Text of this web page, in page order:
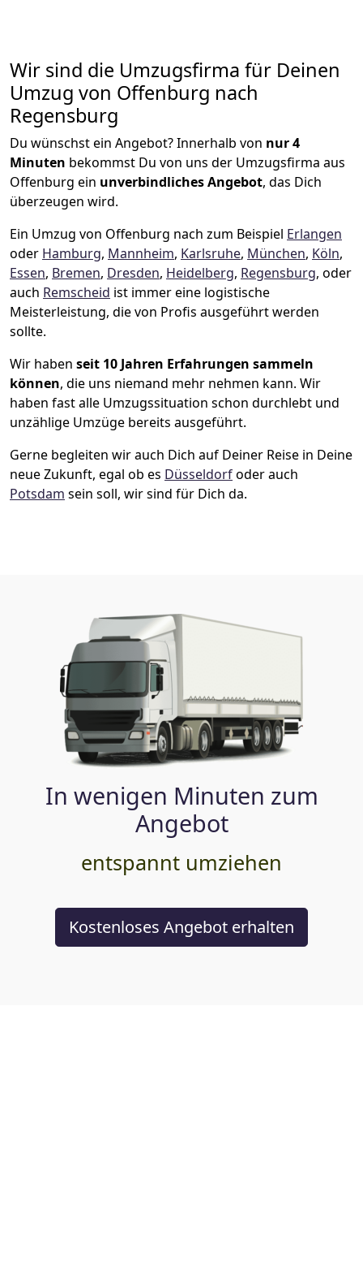
Wir sind die Umzugsfirma für Deinen
Umzug von Offenburg nach
Regensburg
Du wünschst ein Angebot? Innerhalb von nur 4
Minuten bekommst Du von uns der Umzugsfirma aus
Offenburg ein unverbindliches Angebot, das Dich
überzeugen wird.
Ein Umzug von Offenburg nach zum Beispiel Erlangen
oder Hamburg, Mannheim, Karlsruhe, München, Köln,
Essen, Bremen, Dresden, Heidelberg, Regensburg, oder
auch Remscheid ist immer eine logistische
Meisterleistung, die von Profis ausgeführt werden
sollte.
Wir haben seit 10 Jahren Erfahrungen sammeln
können, die uns niemand mehr nehmen kann. Wir
haben fast alle Umzugssituation schon durchlebt und
unzählige Umzüge bereits ausgeführt.
Gerne begleiten wir auch Dich auf Deiner Reise in Deine
neue Zukunft, egal ob es Düsseldorfoder auch
Potsdam sein soll, wir sind für Dich da.
In wenigen Minuten zum
Angebot
entspannt umziehen
Kostenloses Angebot erhalten